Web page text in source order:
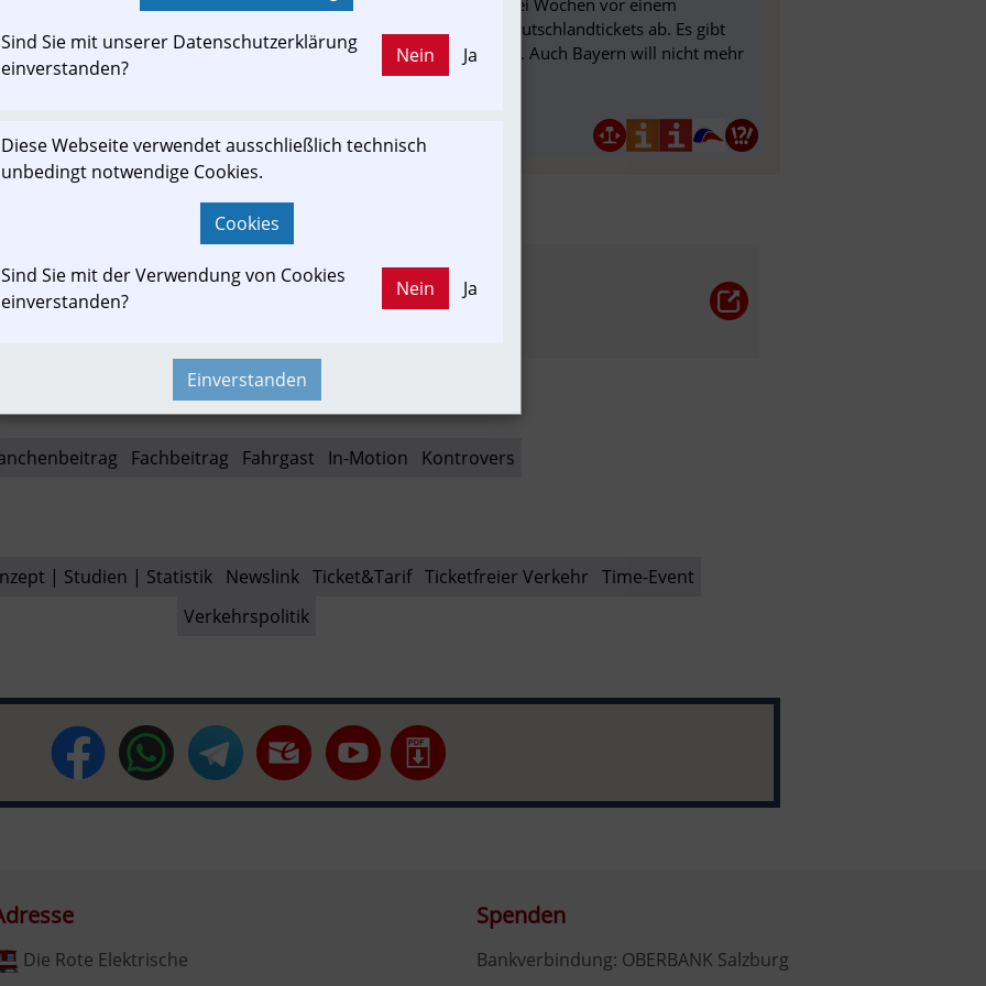
Sondertreffen ein Streit über die Finanzierung des Deutschlandtickets ab. Es gibt
Forderungen, dass der Bund mehr Kosten tragen soll. Auch Bayern will nicht mehr
zahlen ...
br.de
Newslink: Klicken Sie hier um auf den externen Artikel von
Fachbeitrag Fahrgast In-Motion Kontrovers
| Studien | Statistik Newslink Ticket&Tarif Ticketfreier Verkehr Time-Event
Verkehrspolitik
Die Rote Elektrische
Spenden
Bankverbindung: OBERBANK Salzburg
Sind Sie mit unserer Datenschutzerklärung
einverstanden?
Nein Ja
Diese Webseite verwendet ausschließlich technisch
unbedingt notwendige Cookies.
Cookies
Sind Sie mit der Verwendung von Cookies
einverstanden?
Nein Ja
Einverstanden